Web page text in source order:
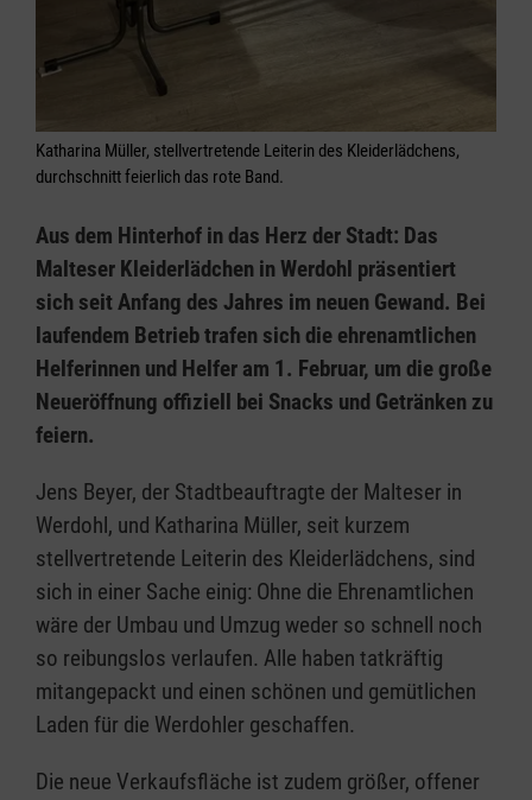
Katharina Müller, stellvertretende Leiterin des Kleiderlädchens,
durchschnitt feierlich das rote Band.
Aus dem Hinterhof in das Herz der Stadt: Das
Malteser Kleiderlädchen in Werdohl präsentiert
sich seit Anfang des Jahres im neuen Gewand. Bei
laufendem Betrieb trafen sich die ehrenamtlichen
Helferinnen und Helfer am 1. Februar, um die große
Neueröffnung offiziell bei Snacks und Getränken zu
feiern.
Jens Beyer, der Stadtbeauftragte der Malteser in
Werdohl, und Katharina Müller, seit kurzem
stellvertretende Leiterin des Kleiderlädchens, sind
sich in einer Sache einig: Ohne die Ehrenamtlichen
wäre der Umbau und Umzug weder so schnell noch
so reibungslos verlaufen. Alle haben tatkräftig
mitangepackt und einen schönen und gemütlichen
Laden für die Werdohler geschaffen.
Die neue Verkaufsfläche ist zudem größer, offener